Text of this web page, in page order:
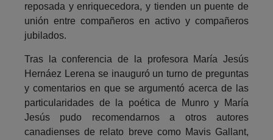
reposada y enriquecedora, y tienden un puente de
unión entre compañeros en activo y compañeros
jubilados.
Tras la conferencia de la profesora María Jesús
Hernáez Lerena se inauguró un turno de preguntas
y comentarios en que se argumentó acerca de las
particularidades de la poética de Munro y María
Jesús pudo recomendarnos a otros autores
canadienses de relato breve como Mavis Gallant,